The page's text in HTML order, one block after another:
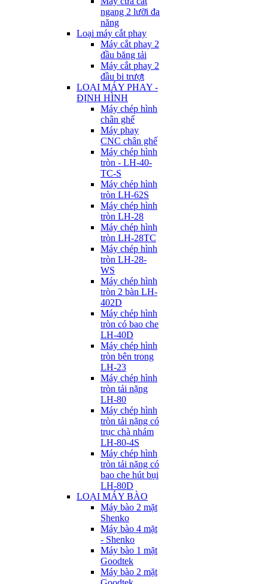
ngang 2 lưỡi đa
năng
Loại máy cắt phay
Máy cắt phay 2
đầu băng tải
Máy cắt phay 2
đầu bi trượt
LOẠI MÁY PHAY -
ĐỊNH HÌNH
Máy chép hình
chân ghế
Máy phay
CNC chân ghế
Máy chép hình
tròn - LH-40-
TC-S
Máy chép hình
tròn LH-62S
Máy chép hình
tròn LH-28
Máy chép hình
tròn LH-28TC
Máy chép hình
tròn LH-28-
WS
Máy chép hình
tròn 2 bàn LH-
402D
Máy chép hình
tròn có bao che
LH-40D
Máy chép hình
tròn bên trong
LH-23
Máy chép hình
tròn tải nặng
LH-80
Máy chép hình
tròn tải nặng có
trục chà nhám
LH-80-4S
Máy chép hình
tròn tải nặng có
bao che hút bụi
LH-80D
LOẠI MÁY BÀO
Máy bào 2 mặt
Shenko
Máy bào 4 mặt
- Shenko
Máy bào 1 mặt
Goodtek
Máy bào 2 mặt